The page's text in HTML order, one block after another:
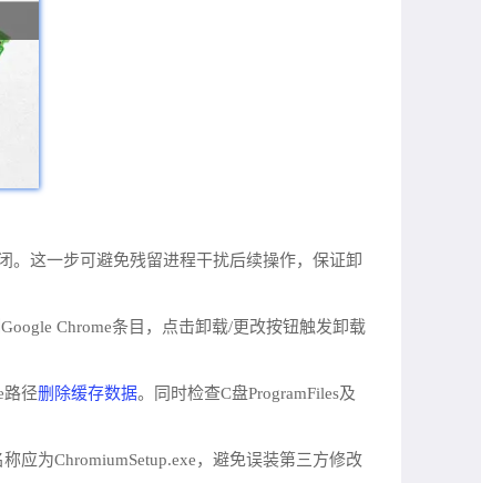
。这一步可避免残留进程干扰后续操作，保证卸
Chrome条目，点击卸载/更改按钮触发卸载
路径删除缓存数据。同时检查C盘ProgramFiles及
应为ChromiumSetup.exe，避免误装第三方修改